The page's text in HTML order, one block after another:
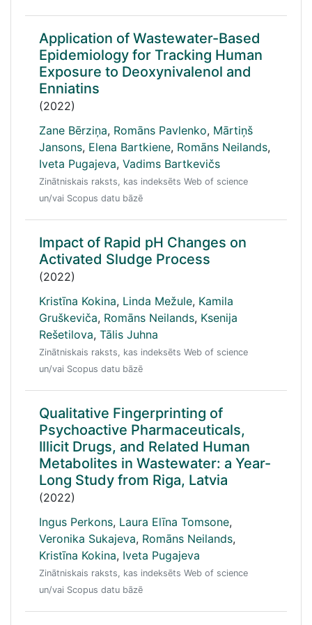
Application of Wastewater-Based
Epidemiology for Tracking Human
Exposure to Deoxynivalenol and
Enniatins
(2022)
Zane Bērziņa, Romāns Pavlenko, Mārtiņš
Jansons, Elena Bartkiene, Romāns Neilands,
Iveta Pugajeva, Vadims Bartkevičs
Zinātniskais raksts, kas indeksēts Web of science
un/vai Scopus datu bāzē
Impact of Rapid pH Changes on
Activated Sludge Process
(2022)
Kristīna Kokina, Linda Mežule, Kamila
Gruškeviča, Romāns Neilands, Ksenija
Rešetilova, Tālis Juhna
Zinātniskais raksts, kas indeksēts Web of science
un/vai Scopus datu bāzē
Qualitative Fingerprinting of
Psychoactive Pharmaceuticals,
Illicit Drugs, and Related Human
Metabolites in Wastewater: a Year-
Long Study from Riga, Latvia
(2022)
Ingus Perkons, Laura Elīna Tomsone,
Veronika Sukajeva, Romāns Neilands,
Kristīna Kokina, Iveta Pugajeva
Zinātniskais raksts, kas indeksēts Web of science
un/vai Scopus datu bāzē